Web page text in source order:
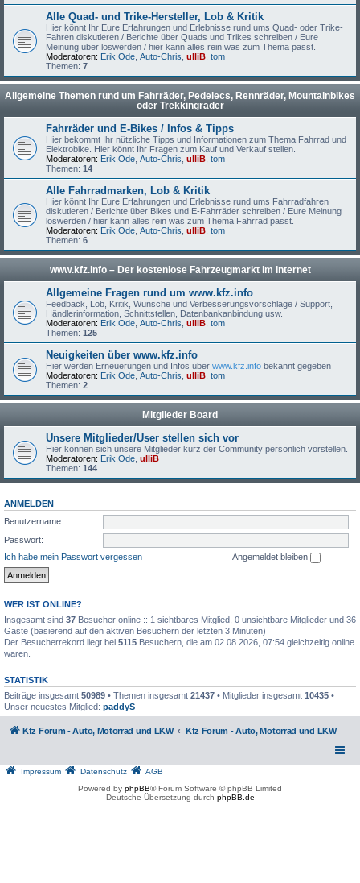
Alle Quad- und Trike-Hersteller, Lob & Kritik
Hier könnt Ihr Eure Erfahrungen und Erlebnisse rund ums Quad- oder Trike-
Fahren diskutieren / Berichte über Quads und Trikes schreiben / Eure
Meinung über loswerden / hier kann alles rein was zum Thema passt.
Moderatoren: Erik.Ode Auto-Chris ulliB tom
Themen: 7
Allgemeine Themen rund um Fahrräder, Pedelecs, Rennräder, Mountainbikes
oder Trekkingräder
Fahrräder und E-Bikes / Infos & Tipps
Hier bekommt Ihr nützliche Tipps und Informationen zum Thema Fahrrad und
Elektrobike. Hier könnt Ihr Fragen zum Kauf und Verkauf stellen.
Moderatoren: Erik.Ode Auto-Chris ulliB tom
Themen: 14
Alle Fahrradmarken, Lob & Kritik
Hier könnt Ihr Eure Erfahrungen und Erlebnisse rund ums Fahrradfahren
diskutieren / Berichte über Bikes und E-Fahrräder schreiben / Eure Meinung
loswerden / hier kann alles rein was zum Thema Fahrrad passt.
Moderatoren: Erik.Ode Auto-Chris ulliB tom
Themen: 6
www.kfz.info – Der kostenlose Fahrzeugmarkt im Internet
Allgemeine Fragen rund um www.kfz.info
Feedback, Lob, Kritik, Wünsche und Verbesserungsvorschläge / Support,
Händlerinformation, Schnittstellen, Datenbankanbindung usw.
Moderatoren: Erik.Ode Auto-Chris ulliB tom
Themen: 125
Neuigkeiten über www.kfz.info
Hier werden Erneuerungen und Infos über www.kfz.info bekannt gegeben
Moderatoren: Erik.Ode Auto-Chris ulliB tom
Themen: 2
Mitglieder Board
Unsere Mitglieder/User stellen sich vor
Hier können sich unsere Mitglieder kurz der Community persönlich vorstellen.
Moderatoren: Erik.Ode ulliB
Themen: 144
ANMELDEN
Benutzername:
Passwort:
Ich habe mein Passwort vergessen
Angemeldet bleiben
WER IST ONLINE?
Insgesamt sind 37 Besucher online :: 1 sichtbares Mitglied, 0 unsichtbare Mitglieder und 36
Gäste (basierend auf den aktiven Besuchern der letzten 3 Minuten)
Der Besucherrekord liegt bei 5115 Besuchern, die am 02.08.2026, 07:54 gleichzeitig online
waren.
STATISTIK
Beiträge insgesamt 50989 • Themen insgesamt 21437 • Mitglieder insgesamt 10435 •
Unser neuestes Mitglied: paddyS
Kfz Forum - Auto, Motorrad und LKW Kfz Forum - Auto, Motorrad und LKW
Impressum Datenschutz
AGB
Powered by phpBB® Forum Software © phpBB Limited
Deutsche Übersetzung durch phpBB.de